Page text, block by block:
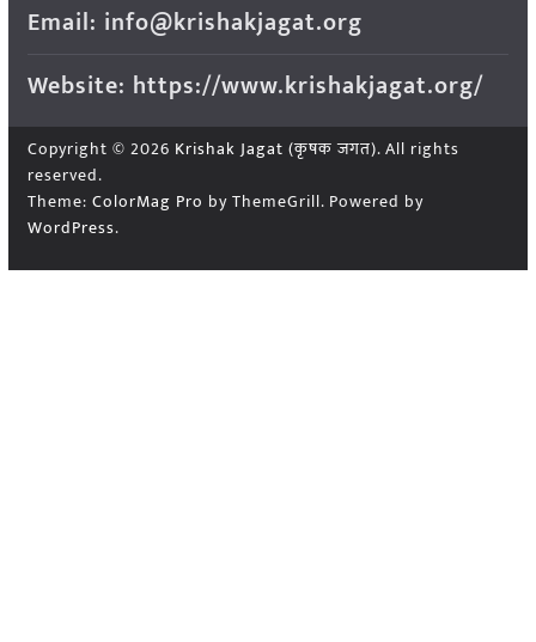
Email: info@krishakjagat.org
Website: https://www.krishakjagat.org/
Copyright © 2026 Krishak Jagat (कृषक जगत). All rights
reserved.
Theme: ColorMag Pro by ThemeGrill. Powered by
WordPress.